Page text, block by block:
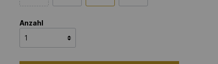
Anzahl